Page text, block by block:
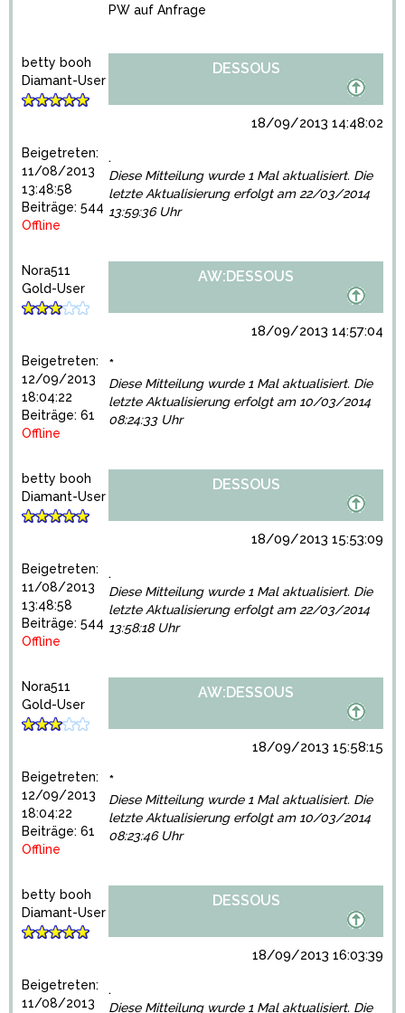
PW auf Anfrage
betty booh
Diamant-User
Beigetreten:
11/08/2013
13:48:58
Beiträge: 544
Offline
DESSOUS
18/09/2013 14:48:02
.
Diese Mitteilung wurde 1 Mal aktualisiert. Die
letzte Aktualisierung erfolgt am 22/03/2014
13:59:36 Uhr
Nora511
Gold-User
Beigetreten:
12/09/2013
18:04:22
Beiträge: 61
Offline
AW:DESSOUS
18/09/2013 14:57:04
*
Diese Mitteilung wurde 1 Mal aktualisiert. Die
letzte Aktualisierung erfolgt am 10/03/2014
08:24:33 Uhr
betty booh
Diamant-User
Beigetreten:
11/08/2013
13:48:58
Beiträge: 544
Offline
DESSOUS
18/09/2013 15:53:09
.
Diese Mitteilung wurde 1 Mal aktualisiert. Die
letzte Aktualisierung erfolgt am 22/03/2014
13:58:18 Uhr
Nora511
Gold-User
Beigetreten:
12/09/2013
18:04:22
Beiträge: 61
Offline
AW:DESSOUS
18/09/2013 15:58:15
*
Diese Mitteilung wurde 1 Mal aktualisiert. Die
letzte Aktualisierung erfolgt am 10/03/2014
08:23:46 Uhr
betty booh
Diamant-User
Beigetreten:
11/08/2013
DESSOUS
18/09/2013 16:03:39
.
Diese Mitteilung wurde 1 Mal aktualisiert. Die